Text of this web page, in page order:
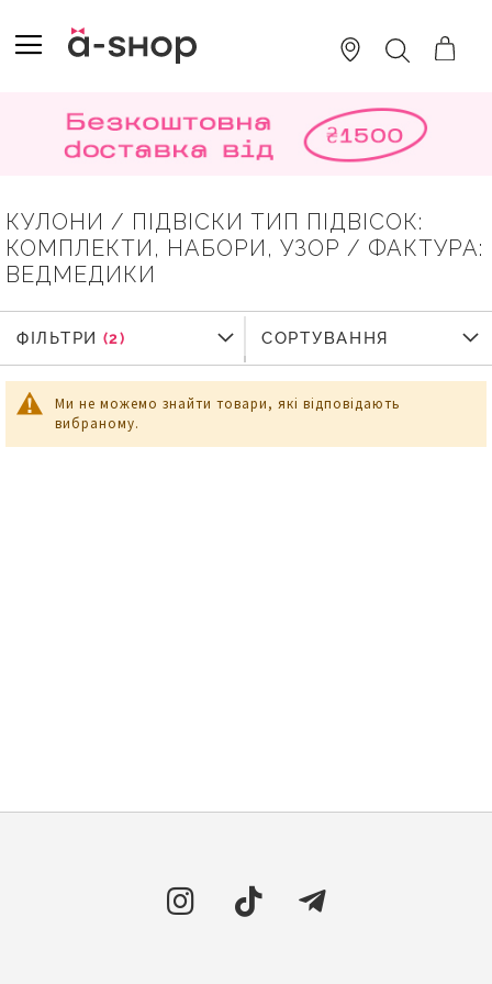
TO
CONTENT
ПОШУК
КУЛОНИ / ПІДВІСКИ ТИП ПІДВІСОК:
КОМПЛЕКТИ, НАБОРИ, УЗОР / ФАКТУРА:
ВЕДМЕДИКИ
Ми не можемо знайти товари, які відповідають
вибраному.
ФІЛЬТРИ СОРТУВАННЯ